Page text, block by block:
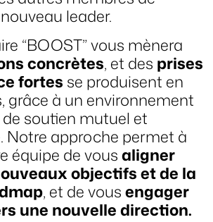
leader.
“BOOST” vous mènera
concrètes, et des prises
fortes se produisent en
grâce à un environnement
soutien mutuel et
Notre approche permet à
équipe de vousaligner
objectifs et de la
, et de vousengager
une nouvelle direction.